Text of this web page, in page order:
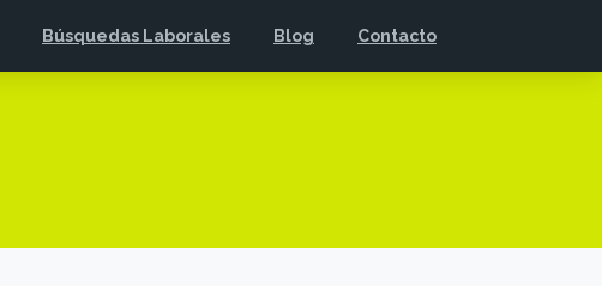
Búsquedas Laborales Blog Contacto